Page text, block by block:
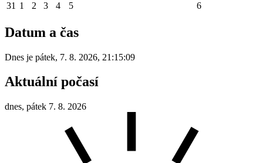
31 1 2 3 4 5 6
Datum a čas
Dnes je pátek, 7. 8. 2026, 21:15:09
Aktuální počasí
dnes, pátek 7. 8. 2026